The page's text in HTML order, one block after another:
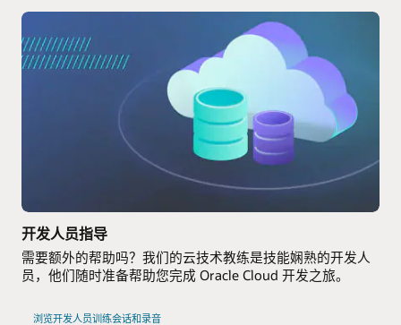
开发人员指导
需要额外的帮助吗？我们的云技术教练是技能娴熟的开发人
员，他们随时准备帮助您完成 Oracle Cloud 开发之旅。
浏览开发人员训练会话和录音